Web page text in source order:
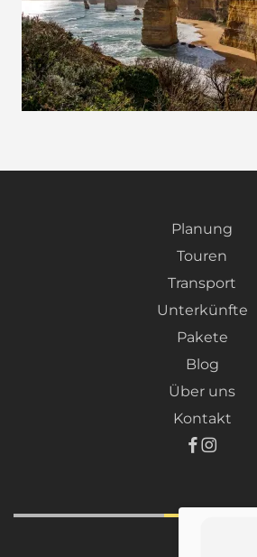
Planung
Touren
Transport
Unterkünfte
Pakete
Blog
Über uns
Kontakt